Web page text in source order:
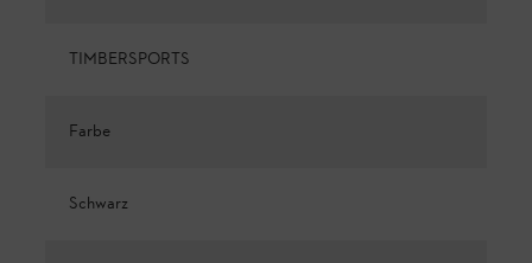
TIMBERSPORTS
Farbe
Schwarz